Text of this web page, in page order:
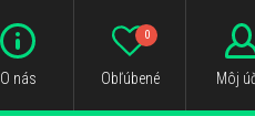
O nás Obľúbené
0
Môj